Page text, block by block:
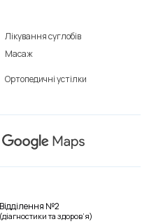
Відділення №2
(діагностики та здоров’я)
Лікування суглобів
Масаж
Ортопедичні устілки
209 52 46